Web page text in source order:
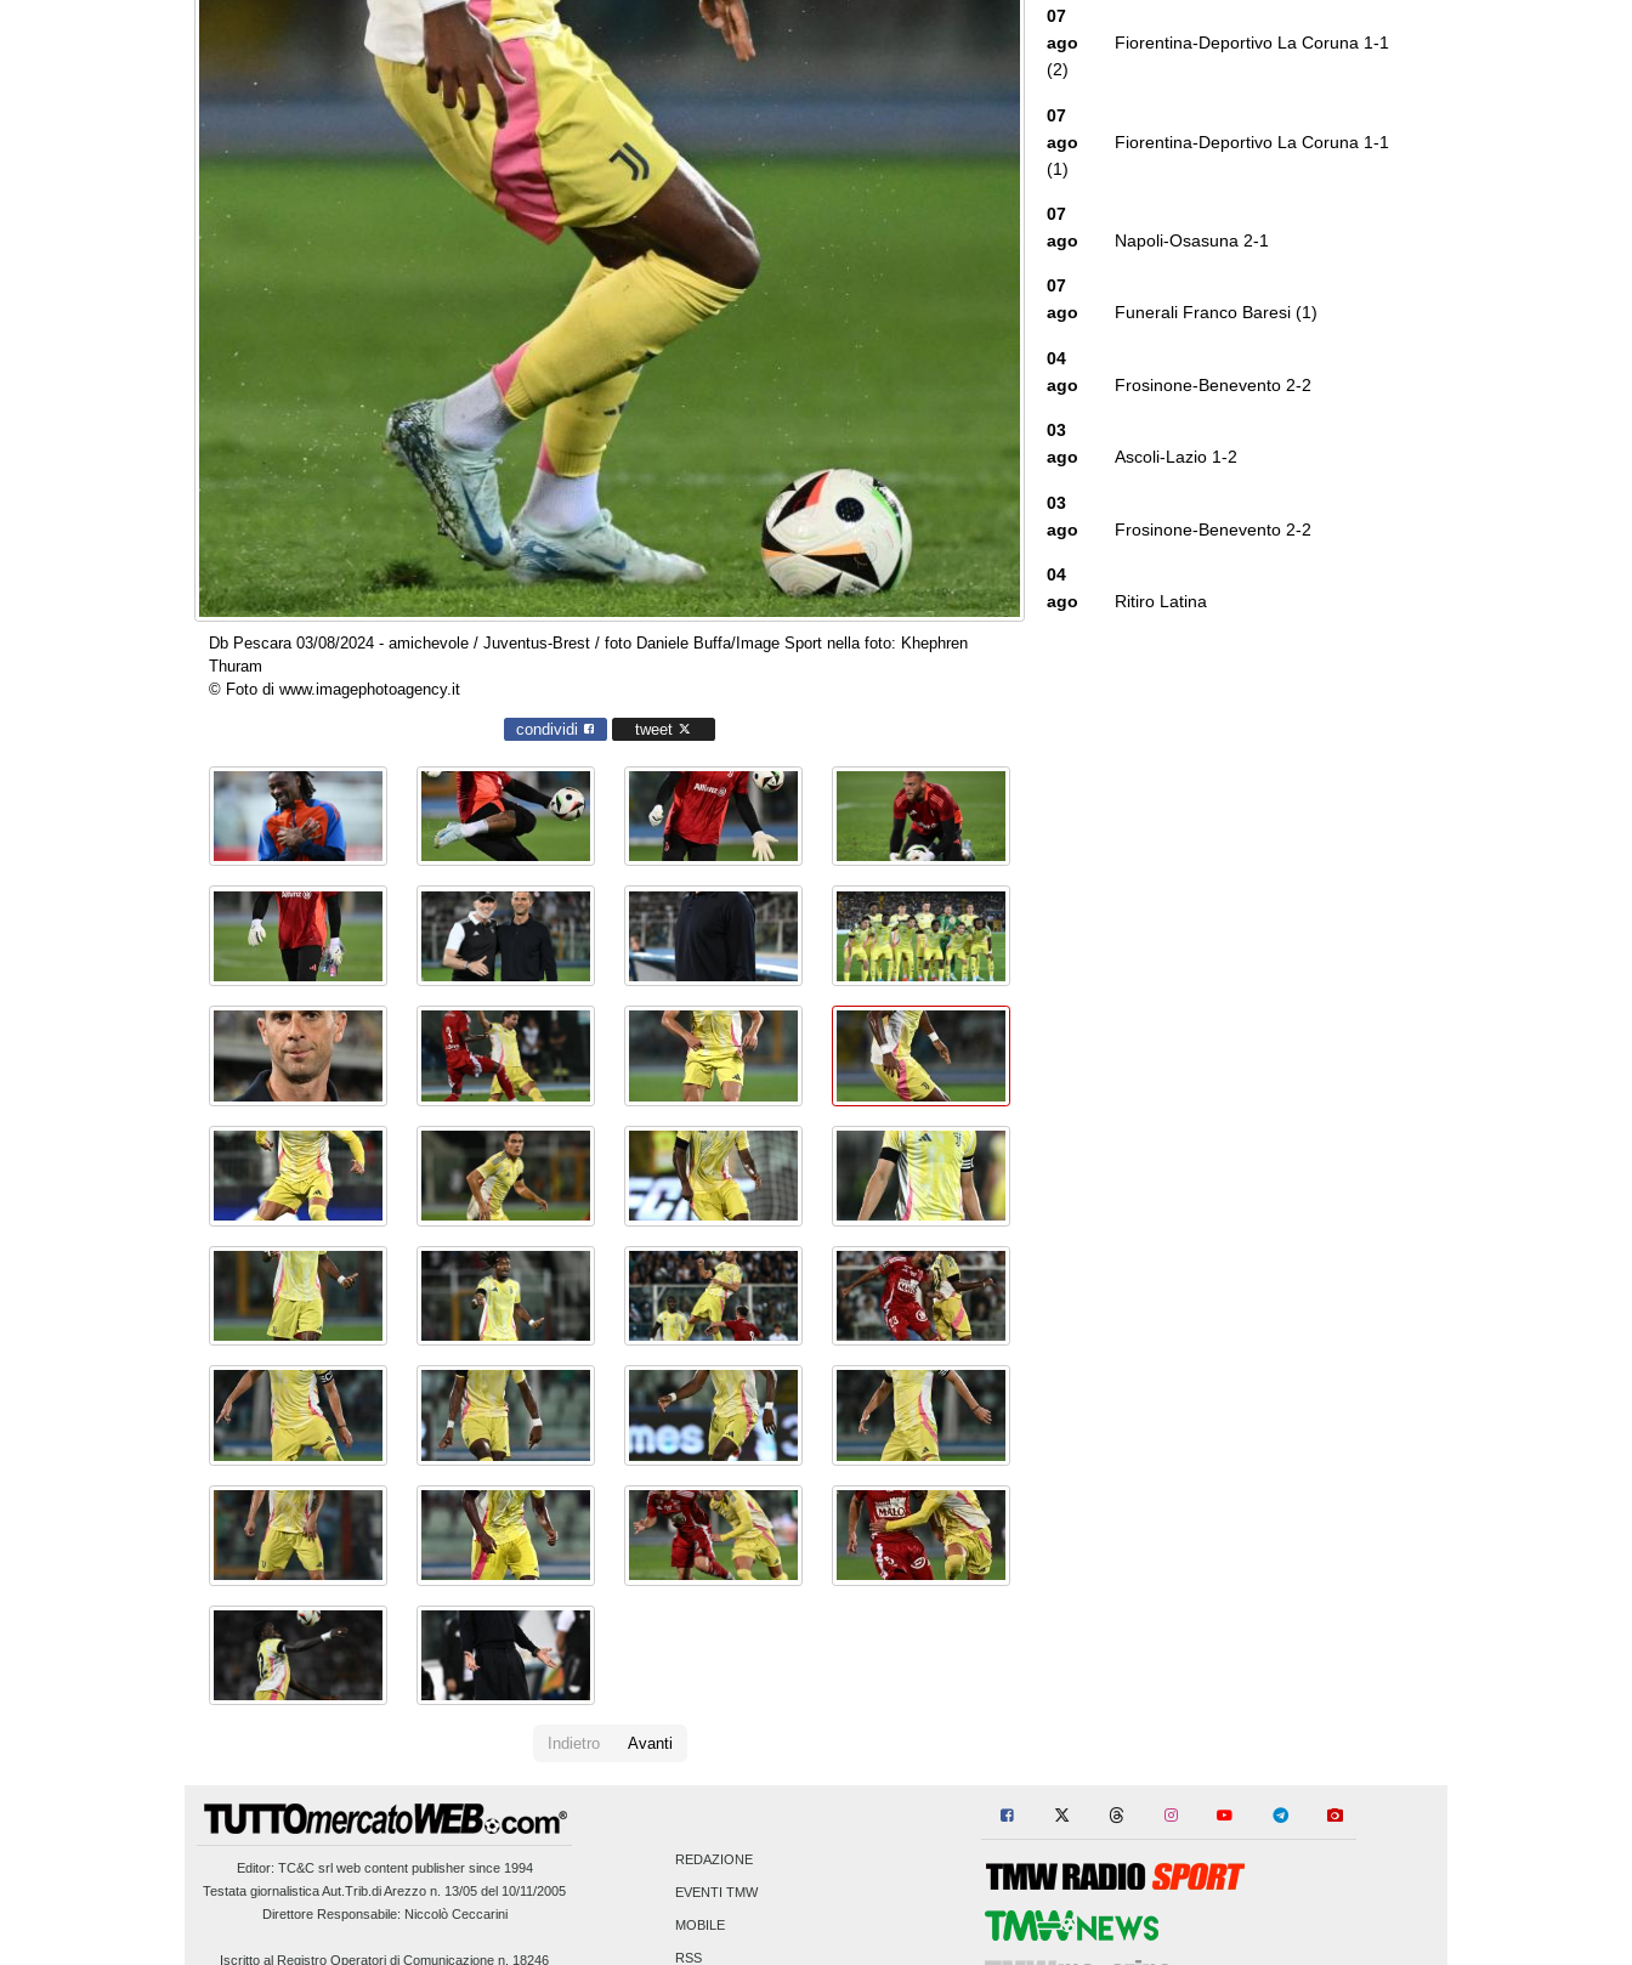
Db Pescara 03/08/2024 - amichevole / Juventus-Brest / foto Daniele Buffa/Image Sport nella foto: Khephren
Thuram
© Foto di www.imagephotoagency.it
condividi tweet
Indietro Avanti
07
ago
Fiorentina-Deportivo La Coruna 1-1
(2)
07
ago
Fiorentina-Deportivo La Coruna 1-1
(1)
07
ago
Napoli-Osasuna 2-1
07
ago
Funerali Franco Baresi (1)
04
ago
Frosinone-Benevento 2-2
03
ago
Ascoli-Lazio 1-2
03
ago
Frosinone-Benevento 2-2
04
ago
Ritiro Latina
Editor: TC&C srlweb content publisher since 1994
Testata giornalistica Aut.Trib.di Arezzo n. 13/05 del 10/11/2005
Direttore Responsabile: Niccolò Ceccarini
Iscritto al Registro Operatori di Comunicazione n. 18246
REDAZIONE
EVENTI TMW
MOBILE
RSS